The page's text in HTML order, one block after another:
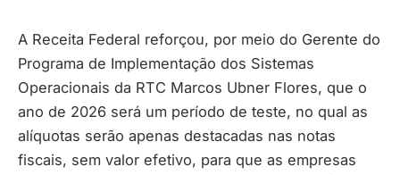
A Receita Federal reforçou, por meio do Gerente do
Programa de Implementação dos Sistemas
Operacionais da RTC Marcos Ubner Flores, que o
ano de 2026 será um período de teste, no qual as
alíquotas serão apenas destacadas nas notas
fiscais, sem valor efetivo, para que as empresas